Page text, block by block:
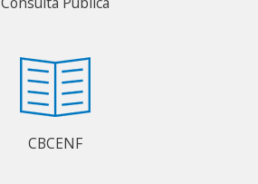
CBCENF